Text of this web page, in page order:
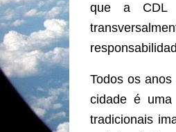
que a CDL
Todos os
cidade é
tradicionais